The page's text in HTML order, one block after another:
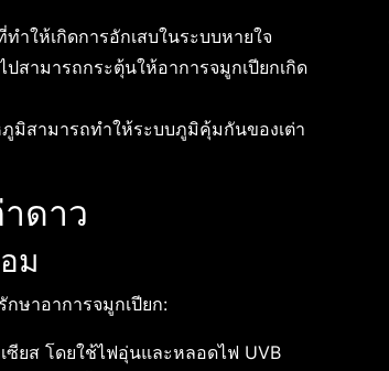
ำให้เกิดการอักเสบในระบบหายใจ
สามารถกระตุ้นให้อาการจมูกเปียกเกิด
มิสามารถทำให้ระบบภูมิคุ้มกันของเต่า
ดาว
ม
ษาอาการจมูกเปียก:
ยส โดยใช้ไฟอุ่นและหลอดไฟ UVB